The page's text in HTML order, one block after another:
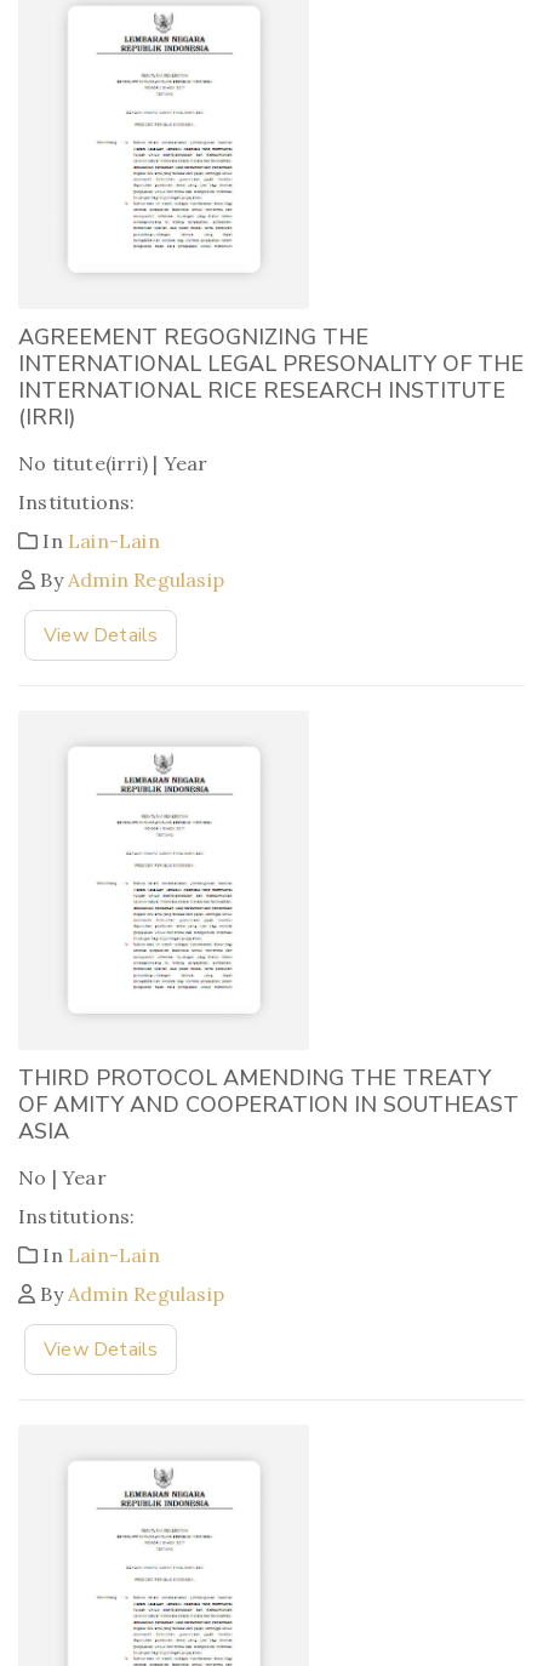
AGREEMENT REGOGNIZING THE
INTERNATIONAL LEGAL PRESONALITY OF THE
INTERNATIONAL RICE RESEARCH INSTITUTE
(IRRI)
No titute(irri) | Year
Institutions:
In Lain-Lain
ByAdmin Regulasip
View Details
THIRD PROTOCOL AMENDING THE TREATY
OF AMITY AND COOPERATION IN SOUTHEAST
ASIA
No | Year
Institutions:
In Lain-Lain
ByAdmin Regulasip
View Details